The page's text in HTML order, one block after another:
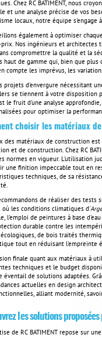
Chez RC BATIMENT, nous
et une analyse précise de vos
locaux, notre équipe
également à optimiser
Nos ingénieurs et architectes
compromettre la qualité et la
haut de gamme qui, bien que
compte les imprévus, les
projets d'envergure nécessitant
se tiennent à votre disposition
le fruit d'une analyse
pour optimiser la
choisir les matériaux
des matériaux de construction
et de construction. Chez RC
normes en vigueur. L'utilisation
une finition impeccable tout en
techniques, de sa
de réaliser des tests
où les conditions climatiques d'
l'emploi de peintures à base
durable contre les
écologiques, de bois traités
tout en réduisant l'empreinte
finale quant aux matériaux à
techniques et le budget
éventail de solutions adaptées.
actuelles en design
alliant modernité,
les solutions proposées
de RC BATIMENT repose sur